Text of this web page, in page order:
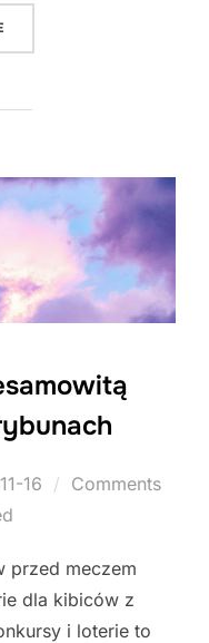
16
Comments
przed meczem
dla kibiców z
i loterie to